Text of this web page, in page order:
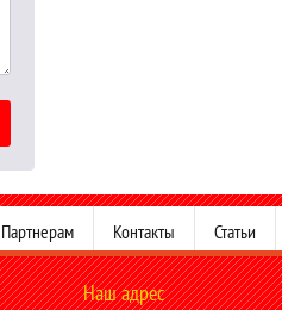
Партнерам Контакты Статьи
Наш адрес